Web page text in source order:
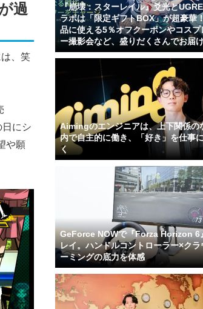
過
、笑
にシ
や願
『崩壊：スターレイル』爻光と
ラボは「限定ギフトBOX」が超豪華
品に使える5％オフクーポンやコスプ
ー撮影会など、盛りだくさんでお届
Aimingのエンジニアは、上下関係の
内で自主的に働き、「好き」を仕事
く
GeForce NOWで『Forza Horizon 6
レイ。ハンドルコントローラー×クラ
ーミングの底力を体感